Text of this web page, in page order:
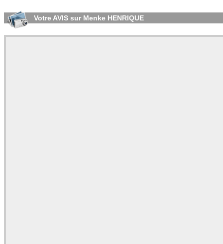
Votre AVIS sur Menke HENRIQUE